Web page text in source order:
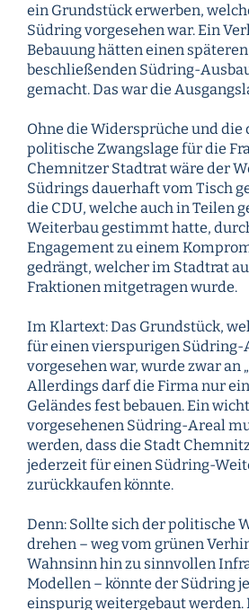
ein Grundstück erwerben,
Südring vorgesehen war. Ein
Bebauung hätten einen
beschließenden Südring-
gemacht. Das war die
Ohne die Widersprüche und
politische Zwangslage für die
Chemnitzer Stadtrat wäre der
Südrings dauerhaft vom Tisch
die CDU, welche auch in Teilen
Weiterbau gestimmt hatte,
Engagement zu einem
gedrängt, welcher im Stadtrat
Fraktionen mitgetragen wurde.
Im Klartext: Das Grundstück,
für einen vierspurigen Südring-
vorgesehen war, wurde zwar an
Allerdings darf die Firma nur
Geländes fest bebauen. Ein
vorgesehenen Südring-Areal
werden, dass die Stadt
jederzeit für einen Südring-
zurückkaufen könnte.
Denn: Sollte sich der politische
drehen – weg vom grünen
Wahnsinn hin zu sinnvollen
Modellen – könnte der Südring
einspurig weitergebaut werden.